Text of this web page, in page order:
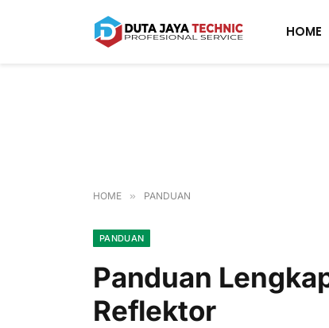
HOME
HOME » PANDUAN
PANDUAN
Panduan
Reflektor